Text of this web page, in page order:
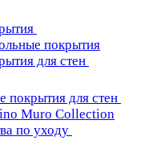
покрытия
для стен
покрытия для стен
Muro Collection
по уходу